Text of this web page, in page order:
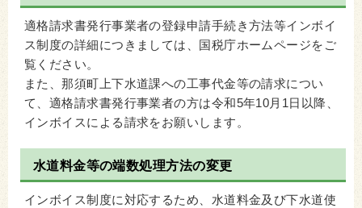
適格請求書発行事業者の登録申請手続き方法等インボイ
ス制度の詳細につきましては、国税庁ホームページをご
覧ください。
また、那須町上下水道課への工事代金等の請求につい
て、適格請求書発行事業者の方は令和5年10月1日以降、
インボイスによる請求をお願いします。
水道料金等の端数処理方法の変更
インボイス制度に対応するため、水道料金及び下水道使